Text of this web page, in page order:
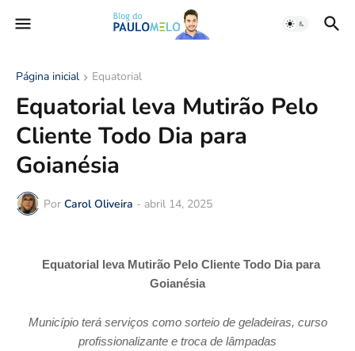
Página inicial Equatorial
Equatorial leva Mutirão Pelo
Cliente Todo Dia para
Goianésia
Por Carol Oliveira - abril 14, 2025
Equatorial leva Mutirão Pelo Cliente Todo Dia para
Goianésia
Município terá serviços como sorteio de geladeiras, curso
profissionalizante e troca de lâmpadas